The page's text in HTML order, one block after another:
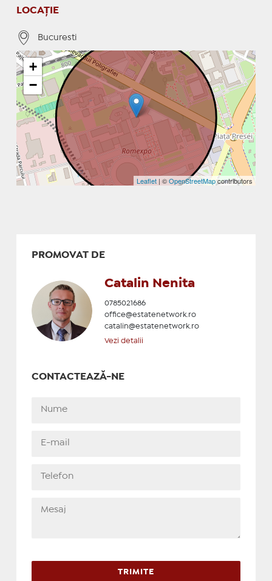
LOCAȚIE
Bucuresti
+
−
Leaflet | ©OpenStreetMapcontributors
PROMOVAT DE
Catalin Nenita
0785021686
office@estatenetwork.ro
catalin@estatenetwork.ro
Vezi detalii
CONTACTEAZĂ-NE